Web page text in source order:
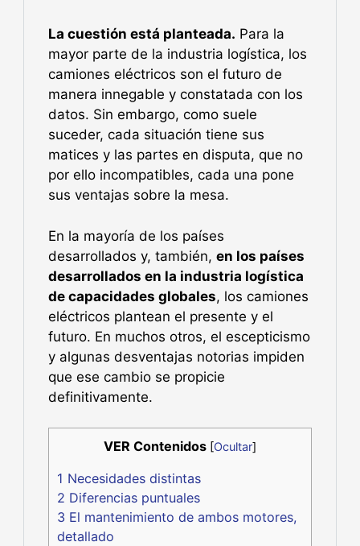
La cuestión está planteada. Para la
mayor parte de la industria logística, los
camiones eléctricos son el futuro de
manera innegable y constatada con los
datos. Sin embargo, como suele
suceder, cada situación tiene sus
matices y las partes en disputa, que no
por ello incompatibles, cada una pone
sus ventajas sobre la mesa.
En la mayoría de los países
desarrollados y, también, en los países
desarrollados en la industria logística
de capacidades globales, los camiones
eléctricos plantean el presente y el
futuro. En muchos otros, el escepticismo
y algunas desventajas notorias impiden
que ese cambio se propicie
definitivamente.
VER Contenidos [Ocultar]
1 Necesidades distintas
2 Diferencias puntuales
3 El mantenimiento de ambos motores,
detallado